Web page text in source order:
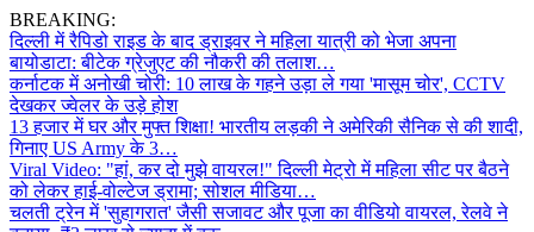
BREAKING:
दिल्ली में रैपिडो राइड के बाद ड्राइवर ने महिला यात्री को भेजा अपना
बायोडाटा: बीटेक ग्रेजुएट की नौकरी की तलाश…
कर्नाटक में अनोखी चोरी: 10 लाख के गहने उड़ा ले गया 'मासूम चोर', CCTV
देखकर ज्वेलर के उड़े होश
13 हजार में घर और मुफ्त शिक्षा! भारतीय लड़की ने अमेरिकी सैनिक से की शादी,
गिनाए US Army के 3…
Viral Video: "हां, कर दो मुझे वायरल!" दिल्ली मेट्रो में महिला सीट पर बैठने
को लेकर हाई-वोल्टेज ड्रामा; सोशल मीडिया…
चलती ट्रेन में 'सुहागरात' जैसी सजावट और पूजा का वीडियो वायरल, रेलवे ने